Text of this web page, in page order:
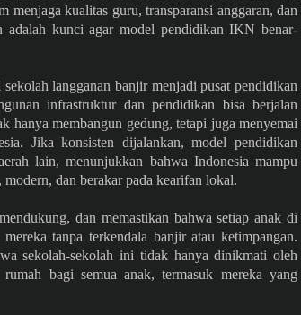
menjaga kualitas guru, transparansi anggaran, dan
adalah kunci agar model pendidikan IKN benar-
langganan banjir menjadi pusat pendidikan
infrastruktur dan pendidikan bisa berjalan
membangun gedung, tetapi juga menyemai
Jika konsisten dijalankan, model pendidikan
lain, menunjukkan bahwa Indonesia mampu
dan berakar pada kearifan lokal.
dan memastikan bahwa setiap anak di
tanpa terkendala banjir atau ketimpangan.
sekolah-sekolah ini tidak hanya dinikmati oleh
bagi semua anak, termasuk mereka yang